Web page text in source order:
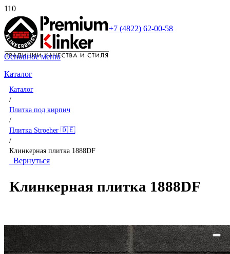
+7 (4822) 62-00-58
Основное меню
Каталог
Каталог
/
Плитка под кирпич
/
Плитка Stroeher 🇩🇪
/
Клинкерная плитка 1888DF
Вернуться
Клинкерная плитка 1888DF